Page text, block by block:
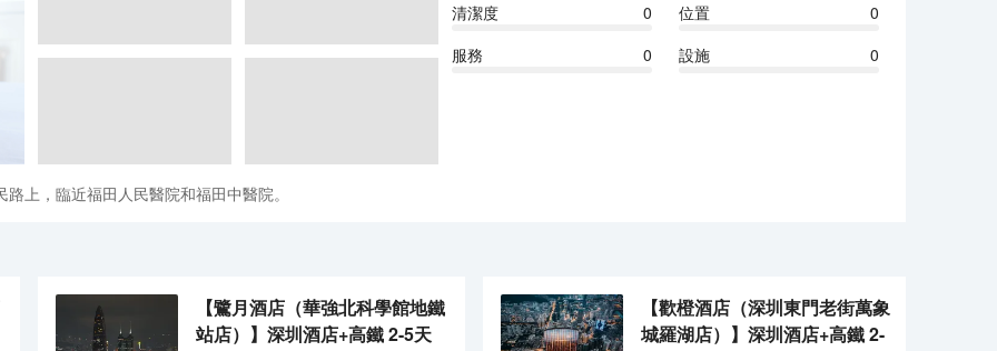
清潔度
0 位置
0
服務
0 設施 0
上，臨近福田人民醫院和福田中醫院。
【鷺月酒店（華強北科學館地鐵
站店）】深圳酒店+高鐵 2-5天
【歡橙酒店（深圳東門老街萬象
城羅湖店）】深圳酒店+高鐵 2-